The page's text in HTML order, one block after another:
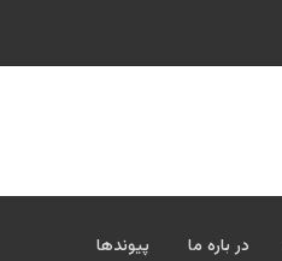
در باره ما پیوندها